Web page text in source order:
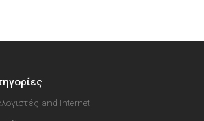
and Internet